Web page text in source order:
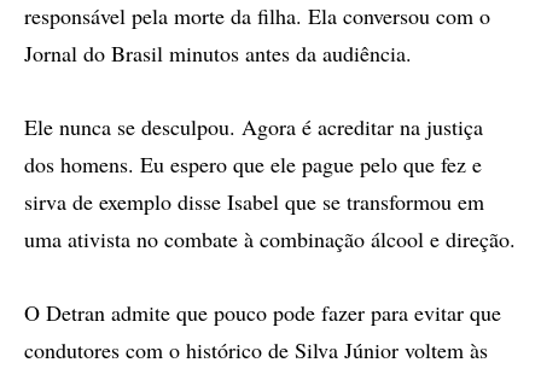
responsável pela morte da filha. Ela conversou com o
Jornal do Brasil minutos antes da audiência.
Ele nunca se desculpou. Agora é acreditar na justiça
dos homens. Eu espero que ele pague pelo que fez e
sirva de exemplo disse Isabel que se transformou em
uma ativista no combate à combinação álcool e direção.
O Detran admite que pouco pode fazer para evitar que
condutores com o histórico de Silva Júnior voltem às